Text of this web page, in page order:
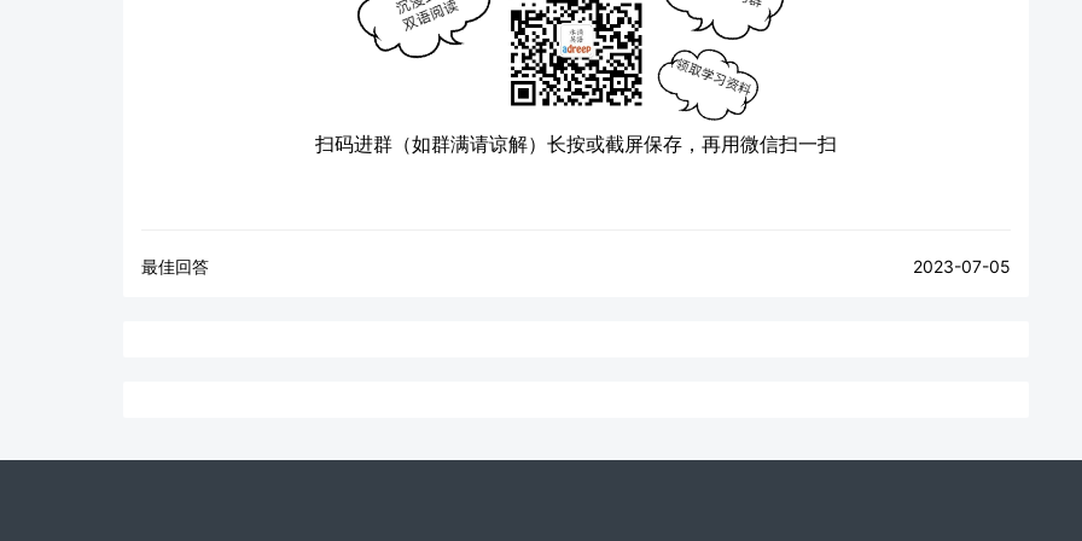
扫码进群（如群满请谅解） 长按或截屏保存，再用微信扫一扫
最佳回答 2023-07-05